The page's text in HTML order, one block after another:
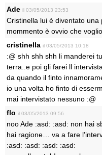
Ade il 03/05/2013 23:53
Cristinella lui è diventato
mommento è ovvio che
cristinella il 03/05/2013 10:18
:@ shh shh shh li manderei
terra..e poi gli farei ll
da quando il finto
io una volta ho finto di
mai intervistato nessuno :@
flo il 03/05/2013 09:56
noo Ade :asd: :asd: non hai
hai ragione… va a fare
:asd: :asd: :asd: :asd: